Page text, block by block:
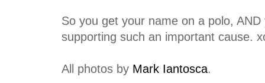
So you get your name on a polo,
supporting such an important cause.
All photos by Mark Iantosca.